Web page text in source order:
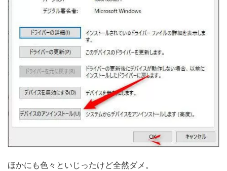
ほかにも色々といじったけど全然ダメ。